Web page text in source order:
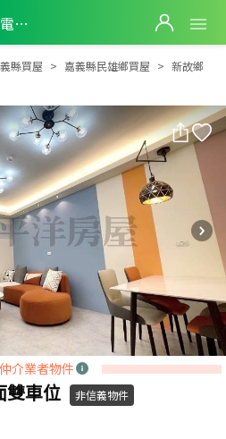
新故鄉電梯3房+平面雙車位
新故鄉電梯3房+平面雙車位
縣買屋 嘉義縣民雄鄉買屋
新故鄉
介業者物件
雙車位 非信義物件